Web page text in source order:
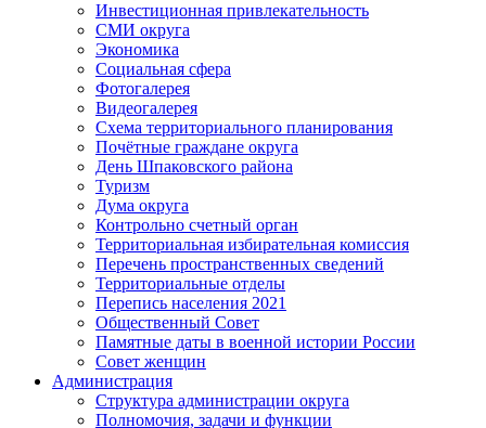
Инвестиционная привлекательность
СМИ округа
Экономика
Социальная сфера
Фотогалерея
Видеогалерея
Схема территориального планирования
Почётные граждане округа
День Шпаковского района
Туризм
Дума округа
Контрольно счетный орган
Территориальная избирательная комиссия
Перечень пространственных сведений
Территориальные отделы
Перепись населения 2021
Общественный Совет
Памятные даты в военной истории России
Совет женщин
Администрация
Структура администрации округа
Полномочия, задачи и функции